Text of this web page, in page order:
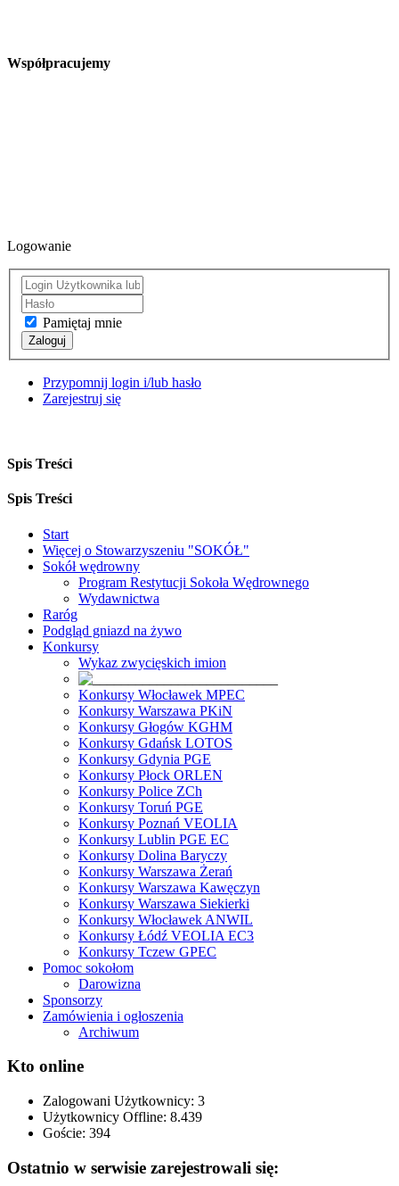
Współpracujemy
Logowanie
Pamiętaj mnie
Zaloguj
Przypomnij login i/lub hasło
Zarejestruj się
Spis Treści
Spis Treści
Start
Więcej o Stowarzyszeniu "SOKÓŁ"
Sokół wędrowny
Program Restytucji Sokoła Wędrownego
Wydawnictwa
Raróg
Podgląd gniazd na żywo
Konkursy
Wykaz zwycięskich imion
Konkursy Włocławek MPEC
Konkursy Warszawa PKiN
Konkursy Głogów KGHM
Konkursy Gdańsk LOTOS
Konkursy Gdynia PGE
Konkursy Płock ORLEN
Konkursy Police ZCh
Konkursy Toruń PGE
Konkursy Poznań VEOLIA
Konkursy Lublin PGE EC
Konkursy Dolina Baryczy
Konkursy Warszawa Żerań
Konkursy Warszawa Kawęczyn
Konkursy Warszawa Siekierki
Konkursy Włocławek ANWIL
Konkursy Łódź VEOLIA EC3
Konkursy Tczew GPEC
Pomoc sokołom
Darowizna
Sponsorzy
Zamówienia i ogłoszenia
Archiwum
Kto online
Zalogowani Użytkownicy: 3
Użytkownicy Offline: 8.439
Goście: 394
Ostatnio w serwisie zarejestrowali się: